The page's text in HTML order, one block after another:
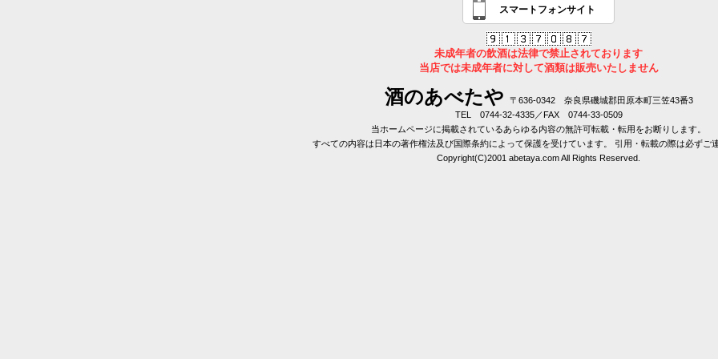
スマートフォンサイト
未成年者の飲酒は法律で禁止されております
当店では未成年者に対して酒類は販売いたしません
酒のあべたや
〒636-0342 奈良県磯城郡田原本町三笠43番3
TEL 0744-32-4335／FAX 0744-33-0509
当ホームページに掲載されているあらゆる内容の無許可転載・転用をお断りします。
すべての内容は日本の著作権法及び国際条約によって保護を受けています。 引用・転載の際は必ずご
Copyright(C)2001 abetaya.com All Rights Reserved.